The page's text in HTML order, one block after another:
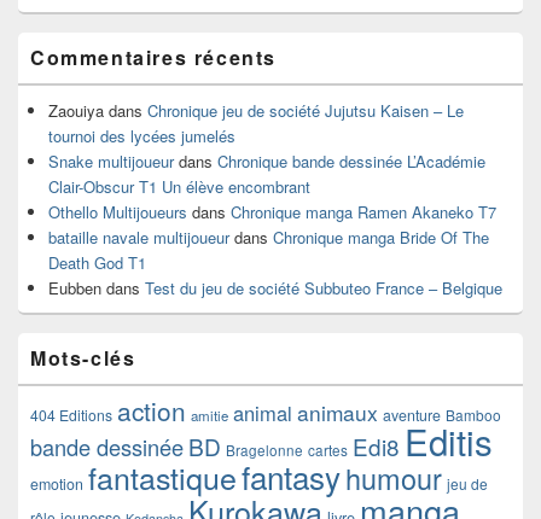
Commentaires récents
Zaouiya dans Chronique jeu de société Jujutsu Kaisen – Le
tournoi des lycées jumelés
Snake multijoueurdans Chronique bande dessinée L’Académie
Clair-Obscur T1 Un élève encombrant
Othello Multijoueurs dans Chronique manga Ramen Akaneko T7
bataille navale multijoueurdans Chronique manga Bride Of The
Death God T1
Eubben dans Test du jeu de société Subbuteo France – Belgique
Mots-clés
404 Editions action amitie animal animaux aventure Bamboo
bande dessinéeBD Bragelonne cartes Edi8 Editis
emotion fantastiquefantasyhumour jeu de
Kurokawa manga